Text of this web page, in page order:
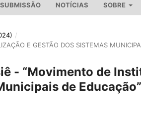
SUBMISSÃO NOTÍCIAS SOBRE
/
E GESTÃO DOS SISTEMAS
- “Movimento de
de Educação”